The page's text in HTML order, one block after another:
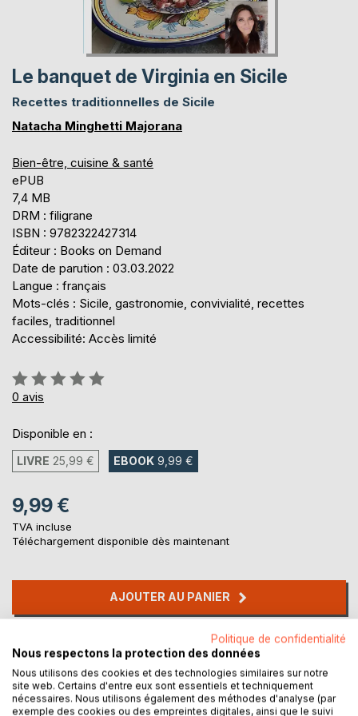
Le banquet de Virginia en Sicile
Recettes traditionnelles de Sicile
Natacha Minghetti Majorana
Bien-être, cuisine & santé
ePUB
7,4 MB
DRM : filigrane
ISBN : 9782322427314
Éditeur : Books on Demand
Date de parution : 03.03.2022
Langue : français
Mots-clés : Sicile, gastronomie, convivialité, recettes
faciles, traditionnel
Accessibilité: Accès limité
Évaluation:
0%
0 avis
Disponible en :
LIVRE 25,99 € EBOOK 9,99 €
9,99 €
TVA incluse
Téléchargement disponible dès maintenant
AJOUTER AU PANIER
Laisser un avis
Politique de confidentialité
Nous respectons la protection des données
Nous utilisons des cookies et des technologies similaires sur notre
site web. Certains d'entre eux sont essentiels et techniquement
nécessaires. Nous utilisons également des méthodes d'analyse (par
exemple des cookies ou des empreintes digitales, ainsi que le suivi